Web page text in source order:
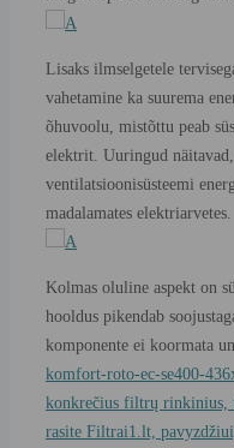
Lisaks ilmselgetele
vahetamine ka suurema
õhuvoolu, mistõttu peab
elektrit. Uuringud
ventilatsioonisüsteemi
madalamates elektriarvetes.
Kolmas oluline aspekt on
hooldus pikendab
komponente ei koormata
komfort-roto-ec-se400-
konkrečius filtrų rinkinius,
rasite Filtrai1.lt,